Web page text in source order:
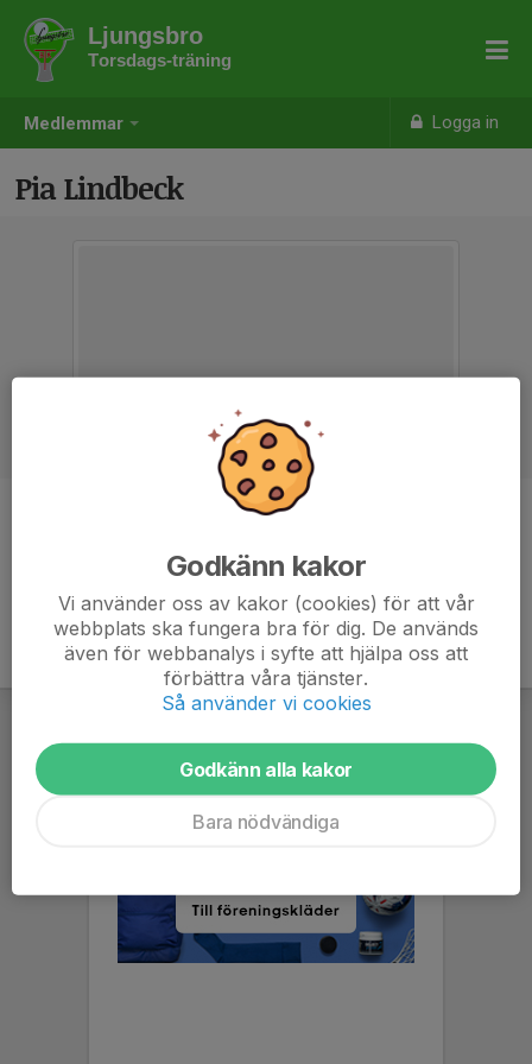
Medlemmar Logga in
Ljungsbro
Torsdags-träning
Pia Lindbeck
Godkänn kakor
Vi använder oss av kakor (cookies) för att vår
webbplats ska fungera bra för dig. De används
även för webbanalys i syfte att hjälpa oss att
förbättra våra tjänster.
Så använder vi cookies
Godkänn alla kakor
Bara nödvändiga